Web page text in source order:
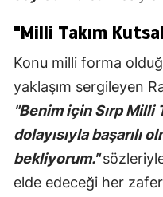
"Milli Takım
Konu milli forma
yaklaşım sergileyen
"Benim için Sırp Milli
dolayısıyla başarılı
bekliyorum."
elde edeceği her